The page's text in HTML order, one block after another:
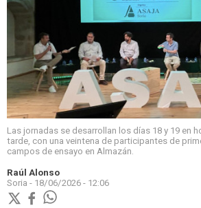
Las jornadas se desarrollan los días 18 y 19 en
tarde, con una veintena de participantes de
campos de ensayo en Almazán.
Raúl Alonso
Soria - 18/06/2026 - 12:06